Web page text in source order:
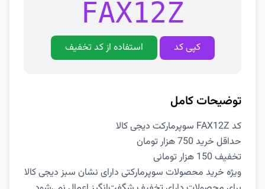
FAX12Z
کپی کد استفاده از کد تخفیف
توضیحات کامل
کد FAX12Z سوپرمارکت دیجی کالا
حداقل خرید 750 هزار تومان
تخفیف 150 هزار تومانی
ویژه خرید محصولات سوپرمارکتی دارای نشان سبز دیجی کالا